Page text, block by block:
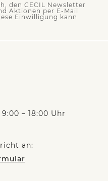
den CECIL Newsletter
Aktionen per E-Mail
Einwilligung kann
– 18:00 Uhr
an: